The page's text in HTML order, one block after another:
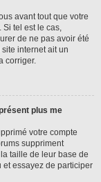
avant tout que votre
tel est le cas,
de ne pas avoir été
internet ait un
corriger.
plus me
votre compte
suppriment
taille de leur base de
et essayez de participer